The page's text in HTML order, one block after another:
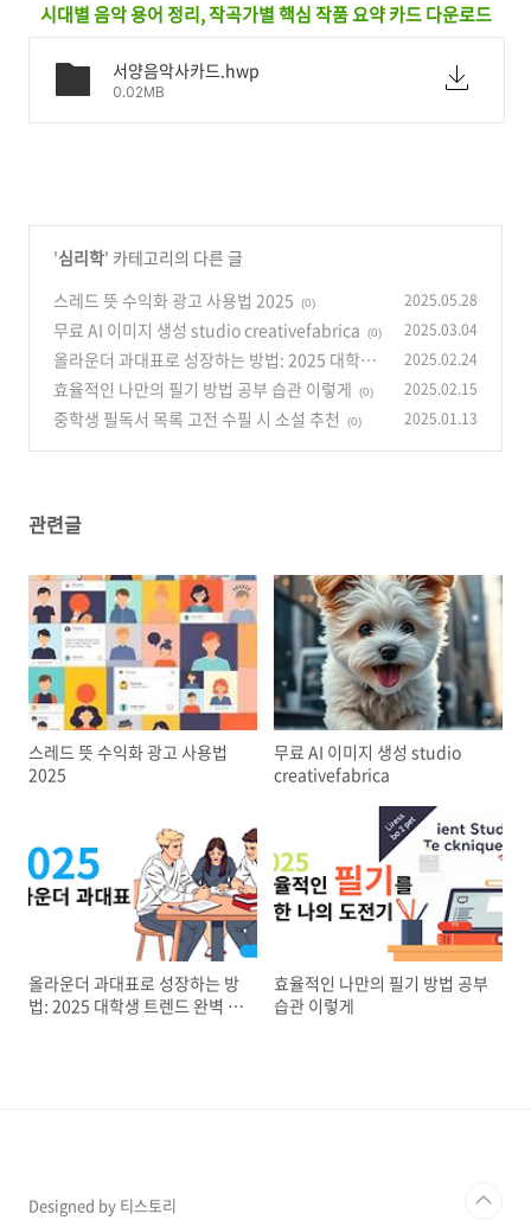
시대별 음악 용어 정리, 작곡가별 핵심 작품 요약 카드 다운로드
서양음악사카드.hwp
0.02MB
'심리학' 카테고리의 다른 글
스레드 뜻 수익화 광고 사용법 2025
(0) 2025.05.28
무료 AI 이미지 생성 studio creativefabrica (0) 2025.03.04
올라운더 과대표로 성장하는 방법: 2025 대학생
트렌드 완벽 가이드
(0)
2025.02.24
효율적인 나만의 필기 방법 공부 습관 이렇게 (0) 2025.02.15
중학생 필독서 목록 고전 수필 시 소설 추천 (0) 2025.01.13
관련글
스레드 뜻 수익화 광고 사용법
2025
무료 AI 이미지 생성 studio
creativefabrica
올라운더 과대표로 성장하는 방
법: 2025 대학생 트렌드 완벽 가
효율적인 나만의 필기 방법 공부
습관 이렇게
Designed by 티스토리